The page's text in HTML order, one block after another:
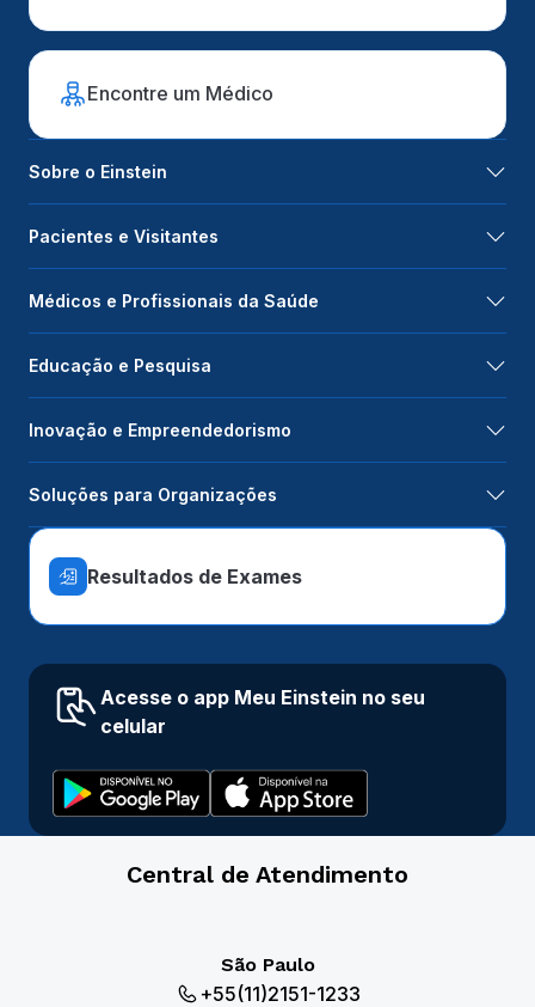
Encontre um Médico
Sobre o Einstein
Pacientes e Visitantes
Médicos e Profissionais da Saúde
Educação e Pesquisa
Inovação e Empreendedorismo
Soluções para Organizações
Resultados de Exames
Acesse o app Meu Einstein no seu
celular
Central de Atendimento
São Paulo
+55(11)2151-1233